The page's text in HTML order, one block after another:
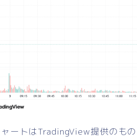
ートはTradingView提供のも